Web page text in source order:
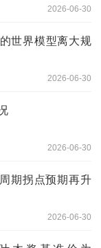
2026-06-30
世界模型离大规
2026-06-30
2026-06-30
期拐点预期再升
2026-06-30